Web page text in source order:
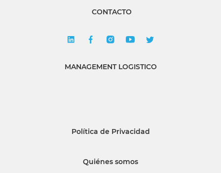
CONTACTO
MANAGEMENT LOGISTICO
Política de Privacidad
Quiénes somos